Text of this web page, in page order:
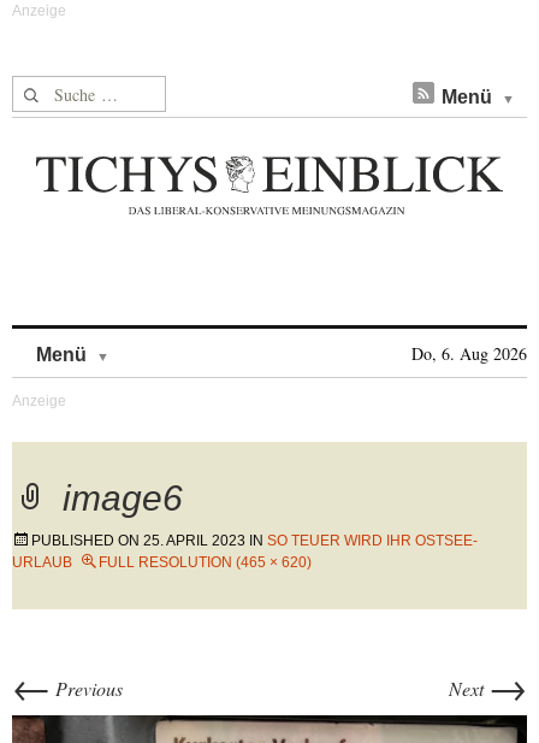
Suche nach: Menü
Menü Do, 6. Aug 2026
image6
PUBLISHED ON 25. APRIL 2023 IN SO TEUER WIRD IHR OSTSEE-
URLAUB
FULL RESOLUTION (465 × 620)
← Previous Next →